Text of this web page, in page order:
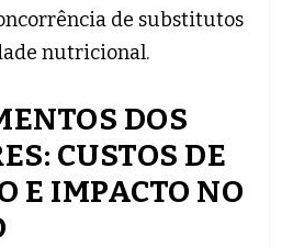
de substitutos
nutricional.
DOS
CUSTOS DE
E IMPACTO NO